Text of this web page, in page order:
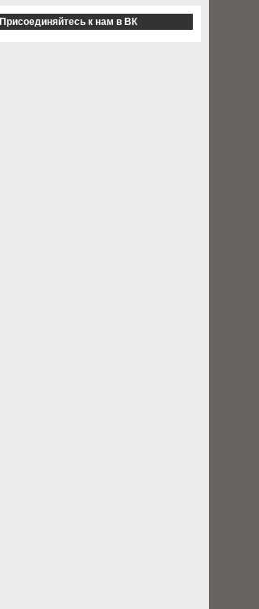
Присоединяйтесь к нам в ВК